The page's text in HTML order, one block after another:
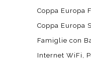
Coppa Europa
Coppa Europa
Famiglie con
Internet WiFi